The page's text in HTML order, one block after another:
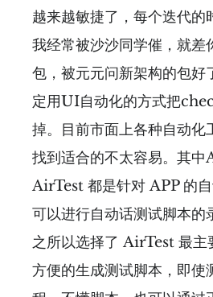
越来越敏捷了，每个迭代的
我经常被沙沙同学催，就差
包，被元元问新架构的包好
定用UI自动化的方式把
掉。目前市面上各种自动化
找到适合的不太容易。其
AirTest 都是针对 APP 的
可以进行自动话测试脚本的
之所以选择了 AirTest 最主
方便的生成测试脚本，即使